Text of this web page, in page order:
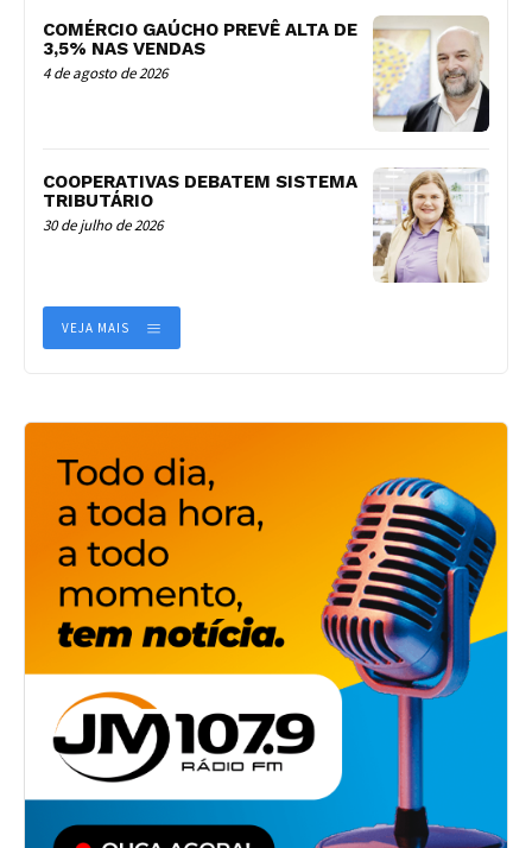
COMÉRCIO GAÚCHO PREVÊ ALTA DE
3,5% NAS VENDAS
4 de agosto de 2026
COOPERATIVAS DEBATEM SISTEMA
TRIBUTÁRIO
30 de julho de 2026
VEJA MAIS